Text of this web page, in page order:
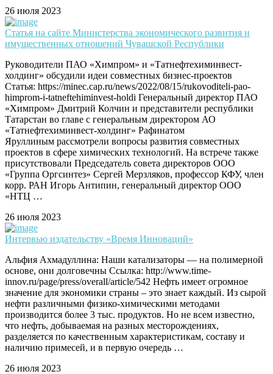
26 июля 2023
Статья на сайте Министерства экономического развития и
имущественных отношений Чувашской Республики
Руководители ПАО «Химпром» и «Татнефтехиминвест-
холдинг» обсудили идеи совместных бизнес-проектов
Статья: https://minec.cap.ru/news/2022/08/15/rukovoditeli-pao-
himprom-i-tatneftehiminvest-holdi Генеральный директор ПАО
«Химпром» Дмитрий Колчин и представители республики
Татарстан во главе с генеральным директором АО
«Татнефтехиминвест-холдинг» Рафинатом
Яруллиным рассмотрели вопросы развития совместных
проектов в сфере химических технологий. На встрече также
присутствовали Председатель совета директоров ООО
«Группа Оргсинтез» Сергей Мерзляков, профессор КФУ, член
корр. РАН Игорь Антипин, генеральный директор ООО
«НТЦ …
26 июля 2023
Интервью издательству «Время Инноваций»
Альфия Ахмадуллина: Наши катализаторы — на полимерной
основе, они долговечны Ссылка: http://www.time-
innov.ru/page/press/overall/article/542 Нефть имеет огромное
значение для экономики страны – это знает каждый. Из сырой
нефти различными физико-химическими методами
производится более 3 тыс. продуктов. Но не всем известно,
что нефть, добываемая на разных месторождениях,
разделяется по качественным характеристикам, составу и
наличию примесей, и в первую очередь …
26 июля 2023